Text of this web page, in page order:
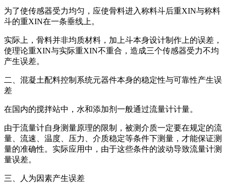
为了使传感器受力均匀，应使骨料进入称料斗后重XIN与称料
斗的重XIN在一条垂线上。
实际上，骨料并非均质材料，加上斗本身设计制作上的误差，
使理论重XIN与实际重XIN不重合，造成三个传感器受力不均
产生误差。
二、混凝土配料控制系统元器件本身的稳定性与可靠性产生误
差
在国内的搅拌站中，水和添加剂一般通过流量计计量。
由于流量计自身测量原理的限制，被测介质一定要在规定的流
量、流速、温度、压力、介质稳定等条件下测量，才能保证测
量的准确性。实际应用中，由于这些条件的波动导致流量计测
量误差。
三、人为因素产生误差